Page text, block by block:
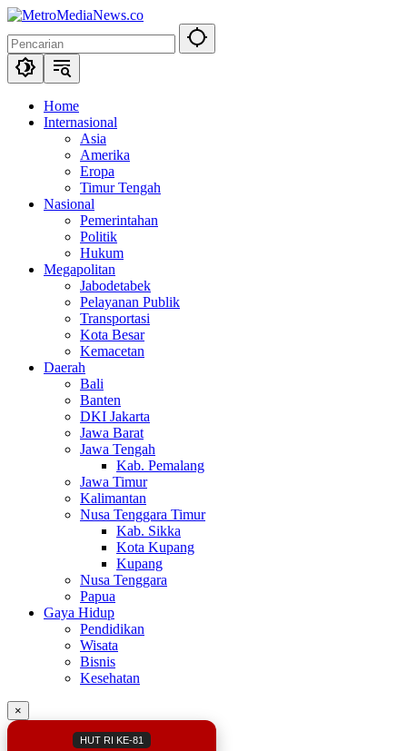
Langsung
konten
Home
Internasional
Asia
Amerika
Eropa
Timur Tengah
Nasional
Pemerintahan
Politik
Hukum
Megapolitan
Jabodetabek
Pelayanan Publik
Transportasi
Kota Besar
Kemacetan
Daerah
Bali
Banten
DKI Jakarta
Jawa Barat
Jawa Tengah
Kab. Pemalang
Jawa Timur
Kalimantan
Nusa Tenggara Timur
Kab. Sikka
Kota Kupang
Kupang
Nusa Tenggara
Papua
Gaya Hidup
Pendidikan
Wisata
Bisnis
Kesehatan
×
HUT RI KE-81